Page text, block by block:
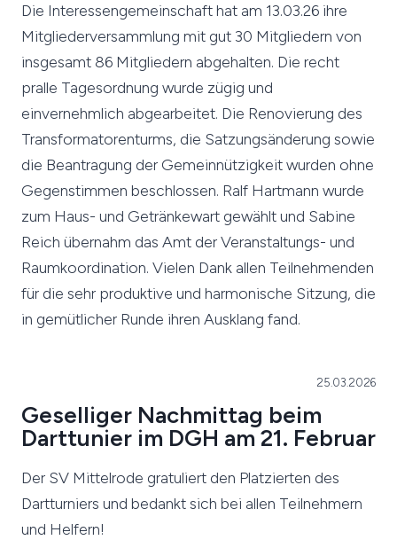
Die Interessengemeinschaft hat am 13.03.26 ihre
Mitgliederversammlung mit gut 30 Mitgliedern von
insgesamt 86 Mitgliedern abgehalten. Die recht
pralle Tagesordnung wurde zügig und
einvernehmlich abgearbeitet. Die Renovierung des
Transformatorenturms, die Satzungsänderung sowie
die Beantragung der Gemeinnützigkeit wurden ohne
Gegenstimmen beschlossen. Ralf Hartmann wurde
zum Haus- und Getränkewart gewählt und Sabine
Reich übernahm das Amt der Veranstaltungs- und
Raumkoordination. Vielen Dank allen Teilnehmenden
für die sehr produktive und harmonische Sitzung, die
in gemütlicher Runde ihren Ausklang fand.
25.03.2026
Geselliger Nachmittag beim
Darttunier im DGH am 21. Februar
Der SV Mittelrode gratuliert den Platzierten des
Dartturniers und bedankt sich bei allen Teilnehmern
und Helfern!